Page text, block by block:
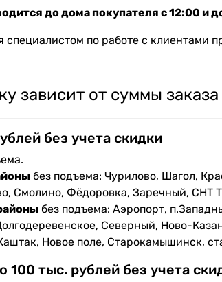
до дома покупателя с 12:00 и
по работе с клиентами
зависит от суммы заказа
без учета скидки
без подъема: Чурилово, Шагол,
Смолино, Фёдоровка, Заречный, СНТ
без подъема: Аэропорт,
Северный, Ново-
Новое поле, Старокамышинск,
100 тыс. рублей без учета